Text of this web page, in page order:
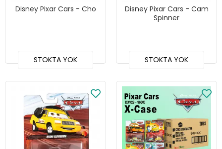
Disney Pixar Cars - Cho
STOKTA YOK
Disney Pixar Cars - Cam
Spinner
STOKTA YOK